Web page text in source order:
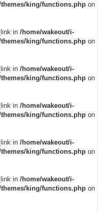
king/functions.php on
in /home/wakeout/i-
king/functions.php on
in /home/wakeout/i-
king/functions.php on
in /home/wakeout/i-
king/functions.php on
in /home/wakeout/i-
king/functions.php on
in /home/wakeout/i-
king/functions.php on